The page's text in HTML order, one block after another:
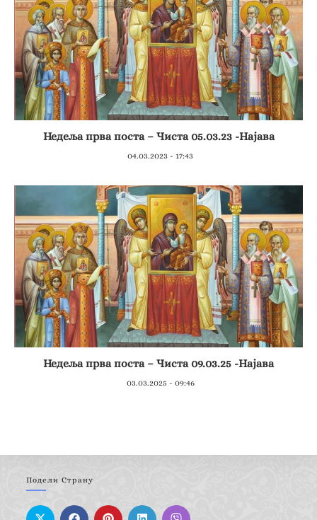
Недеља прва поста – Чиста 05.03.23 -Најава
04.03.2023 - 17:43
Недеља прва поста – Чиста 09.03.25 -Најава
03.03.2025 - 09:46
Подели Страну